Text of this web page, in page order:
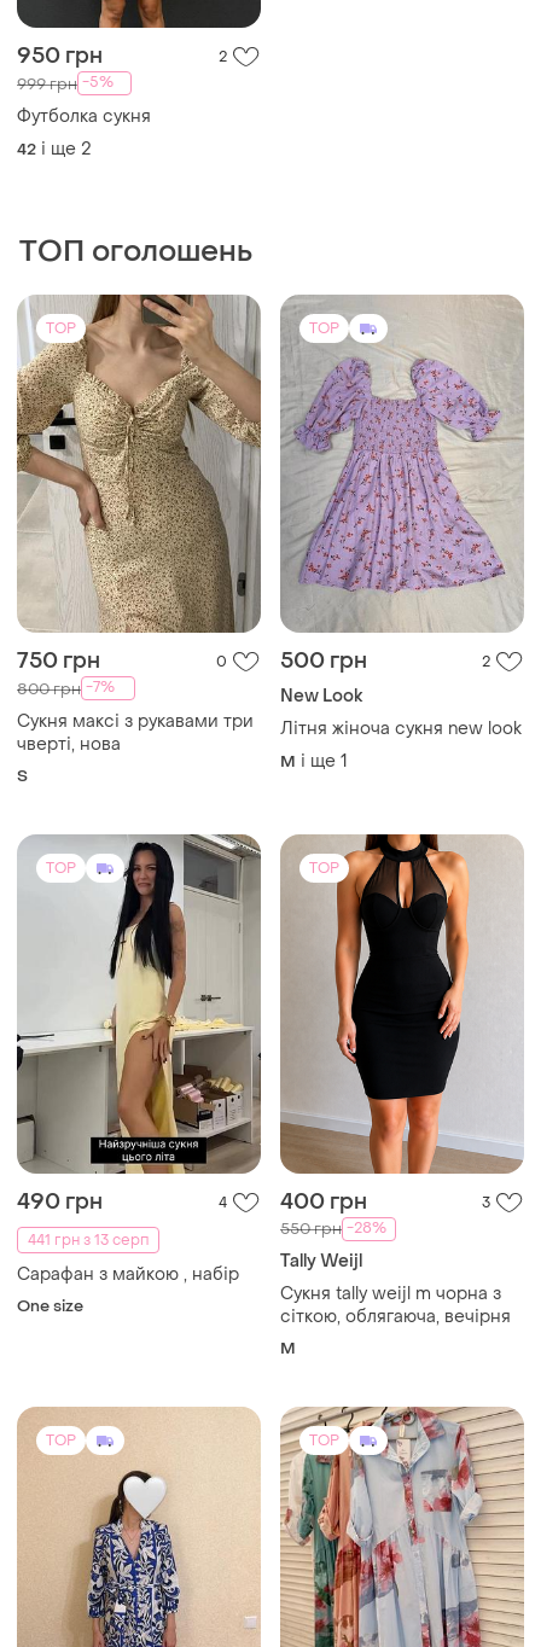
950 грн 2
999 грн -5%
Футболка сукня
42 і ще 2
ТОП оголошень
TOP
750 грн 0
800 грн -7%
Сукня максі з рукавами три
чверті, нова
S
TOP
500 грн 2
New Look
Літня жіноча сукня new look
M і ще 1
TOP
490 грн
4
441 грн з 13 серп
Сарафан з майкою , набір
One size
TOP
400 грн 3
550 грн -28%
Tally Weijl
Сукня tally weijl m чорна з
сіткою, облягаюча, вечірня
M
TOP TOP